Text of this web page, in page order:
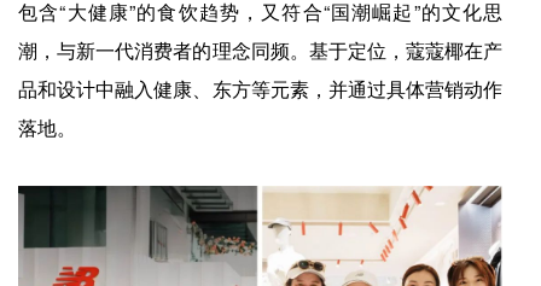
包含“大健康”的食饮趋势，又符合“国潮崛起”的文化思
潮，与新一代消费者的理念同频。基于定位，蔻蔻椰在产
品和设计中融入健康、东方等元素，并通过具体营销动作
落地。